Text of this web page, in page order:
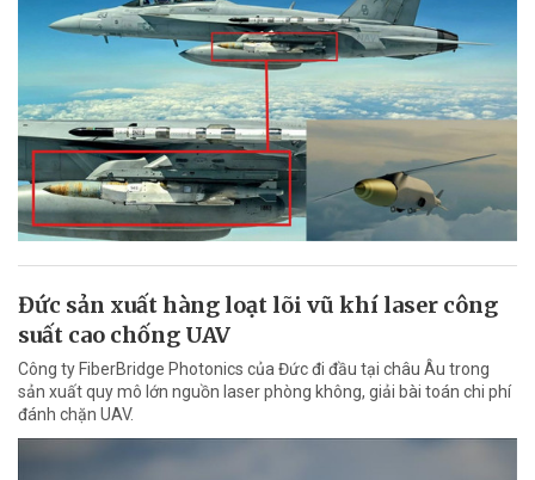
Đức sản xuất hàng loạt lõi vũ khí laser công
suất cao chống UAV
Công ty FiberBridge Photonics của Đức đi đầu tại châu Âu trong
sản xuất quy mô lớn nguồn laser phòng không, giải bài toán chi phí
đánh chặn UAV.